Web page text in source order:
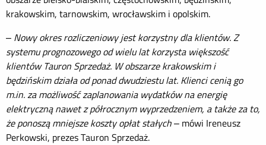
krakowskim, tarnowskim, wrocławskim i opolskim.
– Nowy okres rozliczeniowy jest korzystny dla klientów. Z
systemu prognozowego od wielu lat korzysta większość
klientów Tauron Sprzedaż. W obszarze krakowskim i
będzińskim działa od ponad dwudziestu lat. Klienci cenią go
m.in. za możliwość zaplanowania wydatków na energię
elektryczną nawet z półrocznym wyprzedzeniem, a także za to,
że ponoszą mniejsze koszty opłat stałych– mówi Ireneusz
Perkowski, prezes Tauron Sprzedaż.